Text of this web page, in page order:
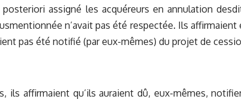
assigné les acquéreurs en annulation
n’avait pas été respectée. Ils affirmaient
pas été notifié (par eux-mêmes) du projet de
ils affirmaient qu’ils auraient dû, eux-mêmes,